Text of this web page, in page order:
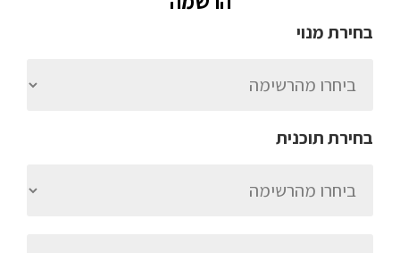
בחירת מנוי
בחירת תוכנית